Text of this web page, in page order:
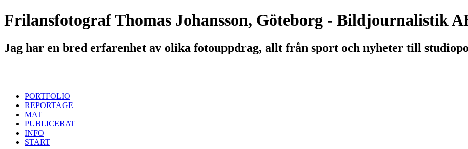
Frilansfotograf Thomas Johansson, Göteborg - Bildjournalistik
Jag har en bred erfarenhet av olika fotouppdrag, allt från sport och nyheter till
PORTFOLIO
REPORTAGE
MAT
PUBLICERAT
INFO
START